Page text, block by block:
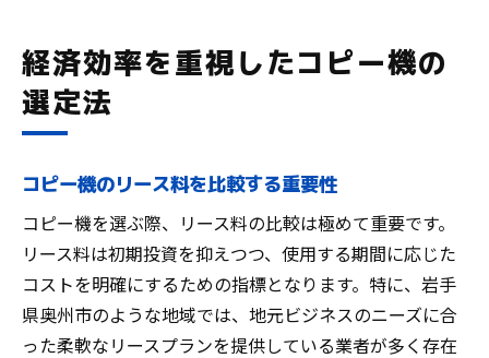
経済効率を重視したコピー機の
選定法
コピー機のリース料を比較する重要性
コピー機を選ぶ際、リース料の比較は極めて重要です。
リース料は初期投資を抑えつつ、使用する期間に応じた
コストを明確にするための指標となります。特に、岩手
県奥州市のような地域では、地元ビジネスのニーズに合
った柔軟なリースプランを提供している業者が多く存在